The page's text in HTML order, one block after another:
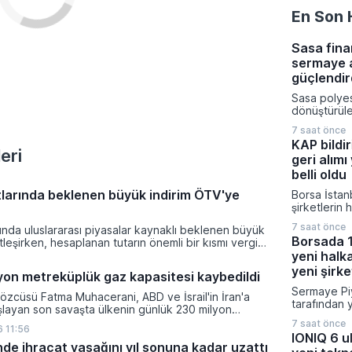
beklenen büyük indirim ÖTV'ye
uluslararası piyasalar kaynaklı beklenen büyük
hesaplanan tutarın önemli bir kısmı vergi
tutarı 1 lira 5 kuruş olarak belirlendi.
metreküplük gaz kapasitesi kaybedildi
Fatma Muhacerani, ABD ve İsrail'in İran'a
son savaşta ülkenin günlük 230 milyon
11:56
ihracat yasağını yıl sonuna kadar uzattı
En Son
Sasa
sermaye
Sasa
tutarındaki
artırımı
işlemleriyle
Şirketin
işlem
seviyesine
sermaye
yürürlüğe
7 saat önce
KAP
geri
belli oldu
Borsa
şirketlerin
yürüttükleri
süreçleri
ediyor.
Platformu
isimlerin de
kuruluşun
görülüyor.
7 saat önce
Borsada
yeni
yeni
Sermaye
tarafından
şirketin
onay
7 saat önce
IONIQ 6